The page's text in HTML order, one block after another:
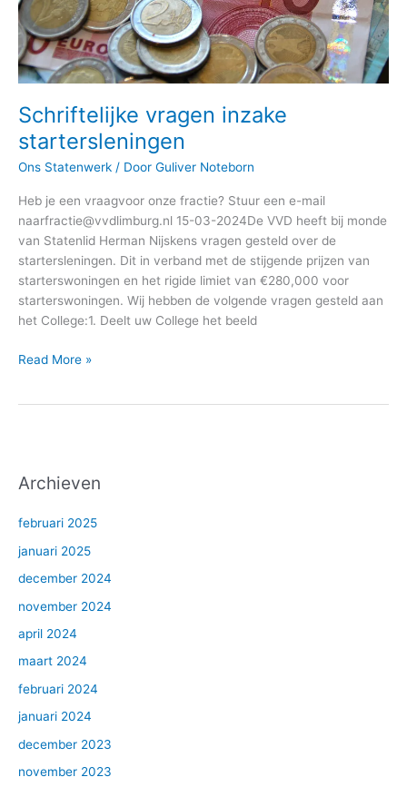
Schriftelijke vragen inzake
startersleningen
Ons Statenwerk / Door Guliver Noteborn
Heb je een vraagvoor onze fractie? Stuur een e-mail
naarfractie@vvdlimburg.nl 15-03-2024De VVD heeft bij monde
van Statenlid Herman Nijskens vragen gesteld over de
startersleningen. Dit in verband met de stijgende prijzen van
starterswoningen en het rigide limiet van €280,000 voor
starterswoningen. Wij hebben de volgende vragen gesteld aan
het College:1. Deelt uw College het beeld
Read More »
Archieven
februari 2025
januari 2025
december 2024
november 2024
april 2024
maart 2024
februari 2024
januari 2024
december 2023
november 2023